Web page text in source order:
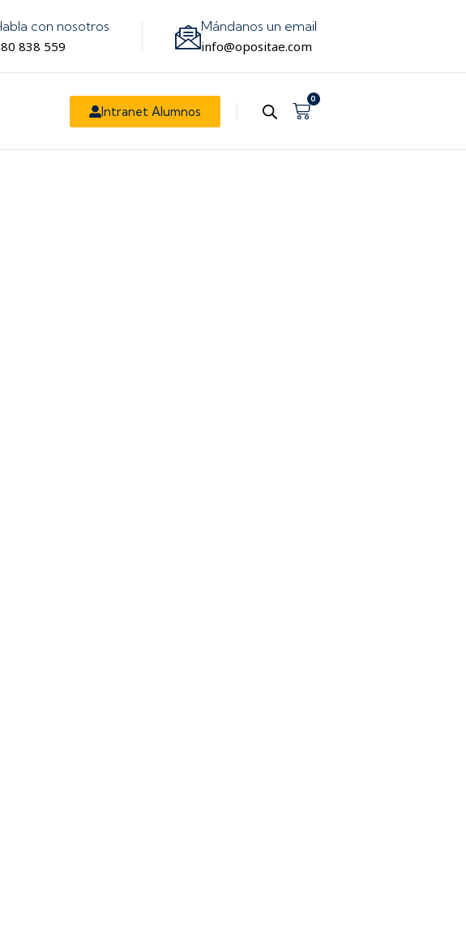
Instagram
con nosotros
838 559
Mándanos un email
info@opositae.com
Intranet Alumnos
0
Carrito